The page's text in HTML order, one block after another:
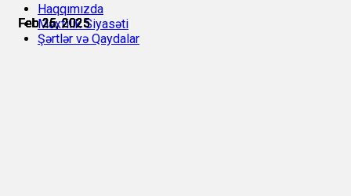
Feb 25, 2025
Feb 25, 2025
Feb 25, 2025
Feb 26, 2025
Feb 26, 2025
Feb 26, 2025
Haqqımızda
Məxfilik Siyasəti
Şərtlər və Qaydalar